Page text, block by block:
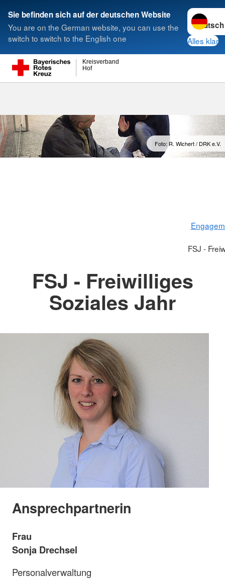
Sie befinden sich auf der deutschen Website
You are on the German website, you can use the
switch to switch to the English one
Sprache
Alles klar
Hof
Kreisverband
Suche
Foto: R. Wichert / DRK e.V.
FSJ -
FSJ - Freiwilliges
Soziales Jahr
Ansprechpartnerin
Frau
Sonja Drechsel
Personalverwaltung